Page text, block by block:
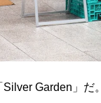
Garden」だ。